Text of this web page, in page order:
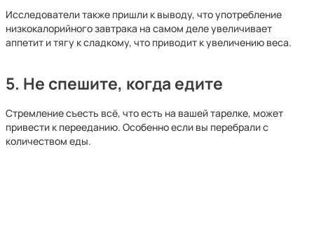
Исследователи также пришли к выводу, что употребление
низкокалорийного завтрака на самом деле увеличивает
аппетит и тягу к сладкому, что приводит к увеличению веса.
5. Не спешите, когда едите
Стремление съесть всё, что есть на вашей тарелке, может
привести к перееданию. Особенно если вы перебрали с
количеством еды.